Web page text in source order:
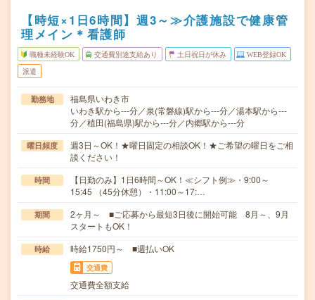
【時短×1日6時間】週3～≫介護施設で健康管
理メイン＊看護師
職種未経験OK 交通費別途支給あり 土日祝日が休み WEB登録OK
派遣
勤務地
福島県いわき市
いわき駅から---分／泉(常磐線)駅から---分／湯本駅から---
分／植田(福島県)駅から---分／内郷駅から---分
曜日頻度
週3日～OK！★曜日固定の相談OK！★ご希望の曜日をご相
談ください！
時間
【日勤のみ】1日6時間～OK！≪シフト例≫・9:00～
15:45 （45分休憩）・11:00～17:…
期間
2ヶ月～ ■ご応募から最短3日後に開始可能 8月～、9月
スタートもOK！
時給 時給1750円～ ■週払いOK
交通費
交通費全額支給